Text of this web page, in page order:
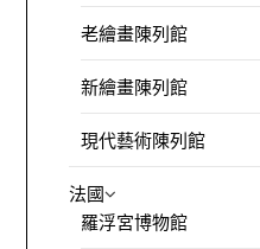
老繪畫陳列館
新繪畫陳列館
現代藝術陳列館
法國
羅浮宮博物館